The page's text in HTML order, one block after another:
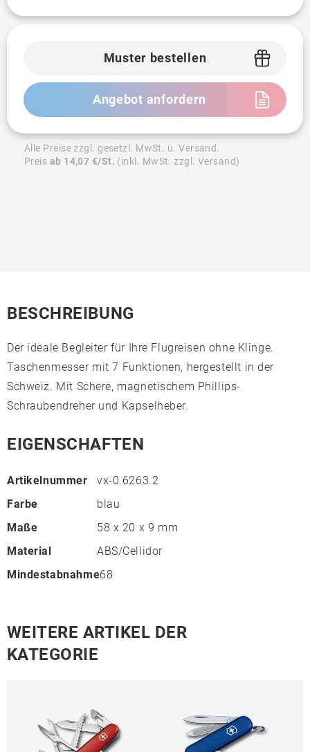
Muster bestellen
Angebot anfordern
Alle Preise zzgl. gesetzl. MwSt. u. Versand.
Preis ab 14,07 €/St. (inkl. MwSt. zzgl. Versand)
BESCHREIBUNG
Der ideale Begleiter für Ihre Flugreisen ohne Klinge.
Taschenmesser mit 7 Funktionen, hergestellt in der
Schweiz. Mit Schere, magnetischem Phillips-
Schraubendreher und Kapselheber.
EIGENSCHAFTEN
Artikelnummer
vx-0.6263.2
Farbe
blau
Maße
58 x 20 x 9 mm
Material
ABS/Cellidor
Mindestabnahme68
WEITERE ARTIKEL DER
KATEGORIE